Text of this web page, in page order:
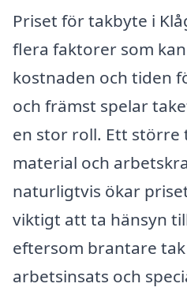
Priset för takbyte i
flera faktorer som
kostnaden och tiden
och främst spelar
en stor roll. Ett större
material och
naturligtvis ökar
viktigt att ta hänsyn
eftersom brantare
arbetsinsats och